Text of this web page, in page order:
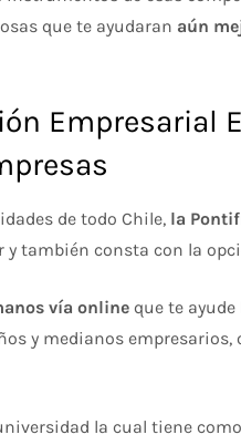
que te ayudaran aún
de todo Chile, la
también consta con la
vía online que te
y medianos empresarios,
la cual tiene